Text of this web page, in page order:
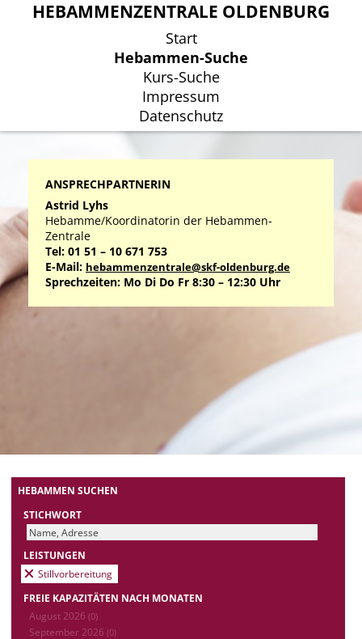
HEBAMMENZENTRALE OLDENBURG
Start
Hebammen-Suche
Kurs-Suche
Impressum
Datenschutz
HEBAMMENZENTRALE OLDENBURG
Start
Hebammen-Suche
Kurs-Suche
Impressum
Datenschutz
ANSPRECHPARTNERIN
Astrid Lyhs
Hebamme/Koordinatorin der Hebammen-
Zentrale
Tel: 01 51 – 10 671 753
E-Mail: hebammenzentrale@skf-oldenburg.de
Sprechzeiten: Mo Di Do Fr 8:30 – 12:30 Uhr
HEBAMMEN SUCHEN
STICHWORT
LEISTUNGEN
Stillvorbereitung
FREIE KAPAZITÄTEN NACH MONATEN
August 2026 (0)
September 2026 (0)